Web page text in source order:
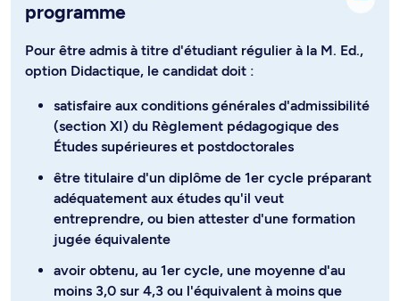
programme
Pour être admis à titre d'étudiant régulier à la M. Ed.,
option Didactique, le candidat doit :
satisfaire aux conditions générales d'admissibilité
(section XI) du Règlement pédagogique des
Études supérieures et postdoctorales
être titulaire d'un diplôme de 1er cycle préparant
adéquatement aux études qu'il veut
entreprendre, ou bien attester d'une formation
jugée équivalente
avoir obtenu, au 1er cycle, une moyenne d'au
moins 3,0 sur 4,3 ou l'équivalent à moins que